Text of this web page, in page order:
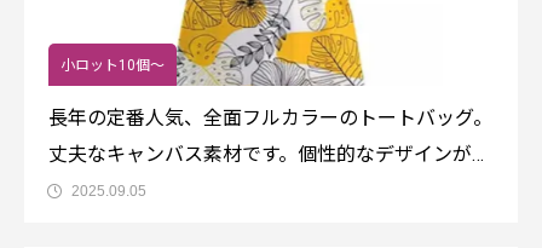
小ロット10個～
長年の定番人気、全面フルカラーのトートバッグ。
丈夫なキャンバス素材です。個性的なデザインが表
現でき、観光やイベントのお土産、ノベルティなど
2025.09.05